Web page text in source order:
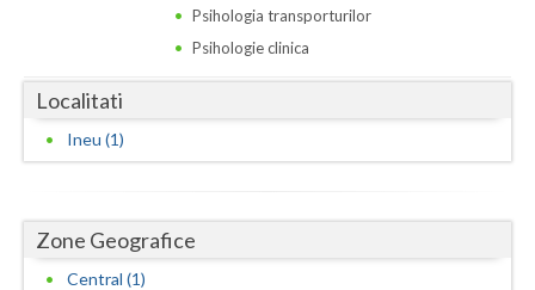
Giurgiu
Gorj
Harghita
Hunedoara
Psihologia transporturilor
Psihologie clinica
Localitati
Ineu (1)
Zone Geografice
Central (1)